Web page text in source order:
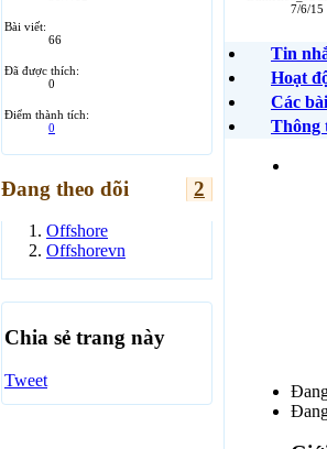
Bài viết:
66
Đã được thích:
0
Điểm thành tích:
0
Đang theo dõi 2
Offshore
Offshorevn
Chia sẻ trang này
Tweet
7/6/15
Tin
Hoạt
Các
Thông